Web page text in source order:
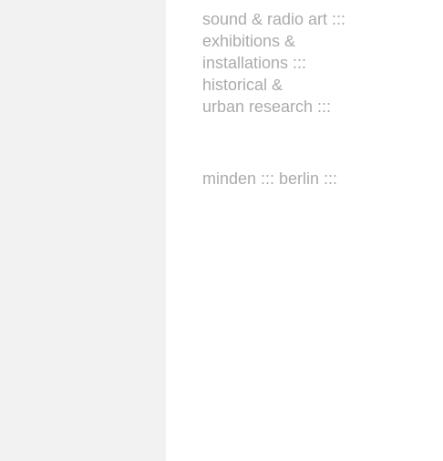
sound & radio art :::
exhibitions &
installations :::
historical &
urban research :::
minden ::: berlin :::